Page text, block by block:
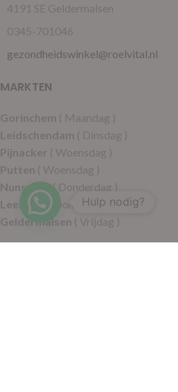
4191 SE Geldermalsen
0345-701046
gezondheidswinkel@roelvital.nl
MARKTEN
Gorinchem ( Maandag )
Leidschendam ( Dinsdag )
Pijnacker ( Woensdag )
Putten ( Woensdag )
Nunspeet( Donderdag )
Leerdam ( Donderdag )
Geldermalsen ( Vrijdag )
Hulp nodig?